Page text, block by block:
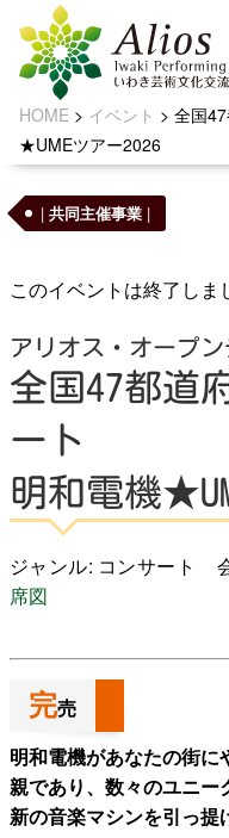
いわ
HOME > イベント > 全国
★UMEツアー2026
| 共同主催事業 |
このイベントは終了しま
アリオス・オープン
全国47都道
ート
明和電機
ジャンル: コンサート
席図
完売
明和電機があなたの街
親であり、数々のユニー
新の音楽マシンを引っ提